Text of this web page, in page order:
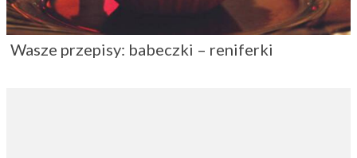
Wasze przepisy: babeczki – reniferki